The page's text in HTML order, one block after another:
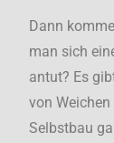
Dann
man sich
antut? Es
von
Selbstbau